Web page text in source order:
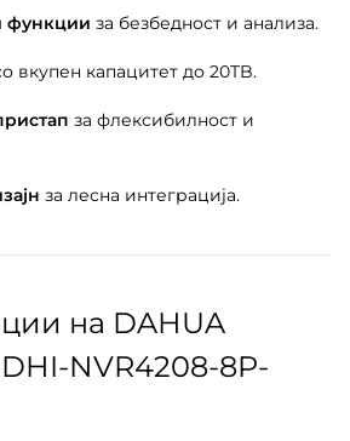
функции за безбедност и анализа.
вкупен капацитет до 20TB.
за флексибилност и
за лесна интеграција.
на DAHUA
DHI-NVR4208-8P-